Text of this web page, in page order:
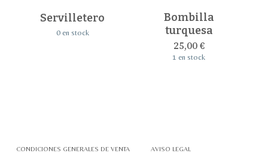
Servilletero
0 en stock
Bombilla
turquesa
25,00€
1 en stock
CONDICIONES GENERALES DE VENTA AVISO LEGAL